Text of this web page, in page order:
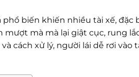
biến khiến nhiều tài xế, đặc
mà mà lại giật cục, rung
cách xử lý, người lái dễ rơi vào